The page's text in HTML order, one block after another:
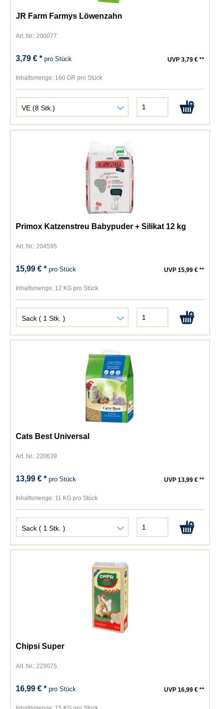
JR Farm Farmys Löwenzahn
Art. Nr.: 200077
3,79 € *pro Stück UVP 3,79 € **
Inhaltsmenge: 160 GR pro Stück
Primox Katzenstreu Babypuder + Silikat 12 kg
Art. Nr.: 204595
15,99 € *pro Stück UVP 15,99 € **
Inhaltsmenge: 12 KG pro Stück
Cats Best Universal
Art. Nr.: 220639
13,99 € *pro Stück UVP 13,99 € **
Inhaltsmenge: 11 KG pro Stück
Chipsi Super
Art. Nr.: 229075
16,99 € *pro Stück UVP 16,99 € **